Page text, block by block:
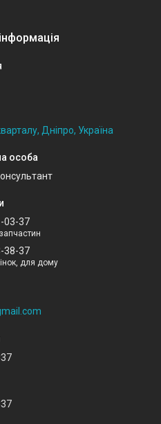
Дніпро, Україна
03-37
38-37
для дому